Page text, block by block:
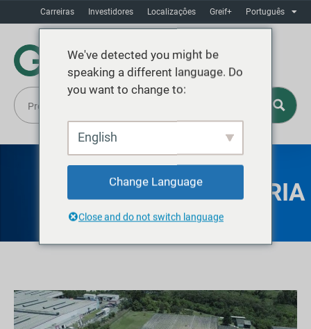
Carreiras Investidores Localizaçôes Greif+ Português
TRI-SURE ARAUCÁRIA
We've detected you might be
speaking a different language. Do
you want to change to:
English
Change Language
Close and do not switch language